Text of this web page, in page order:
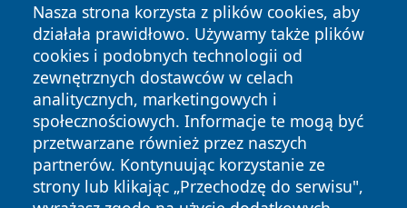
Nasza strona korzysta z plików cookies, aby
działała prawidłowo. Używamy także plików
cookies i podobnych technologii od
zewnętrznych dostawców w celach
analitycznych, marketingowych i
społecznościowych. Informacje te mogą być
przetwarzane również przez naszych
partnerów. Kontynuując korzystanie ze
strony lub klikając „Przechodzę do serwisu",
Copyright © 2026 mojgorzow.pl Wszystkie prawa zastrzeżone.